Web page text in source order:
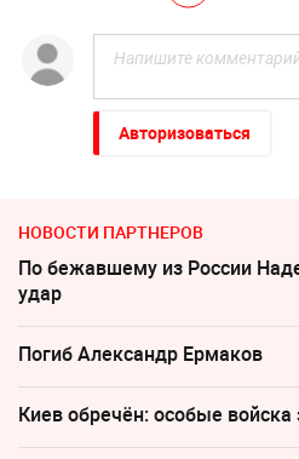
Авторизоваться
НОВОСТИ ПАРТНЕРОВ
По бежавшему из России
удар
Погиб Александр Ермаков
Киев обречён: особые